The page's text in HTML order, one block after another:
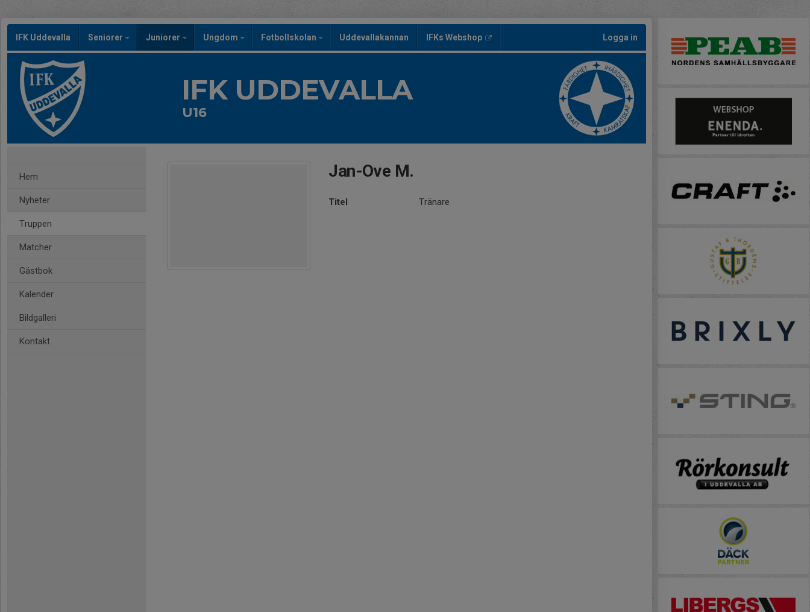
IFK Uddevalla Seniorer Juniorer Ungdom Fotbollskolan Uddevallakannan IFKs Webshop Logga in
IFK UDDEVALLA
U16
Hem
Nyheter
Truppen
Matcher
Gästbok
Kalender
Bildgalleri
Kontakt
Jan-Ove M.
Titel Tränare